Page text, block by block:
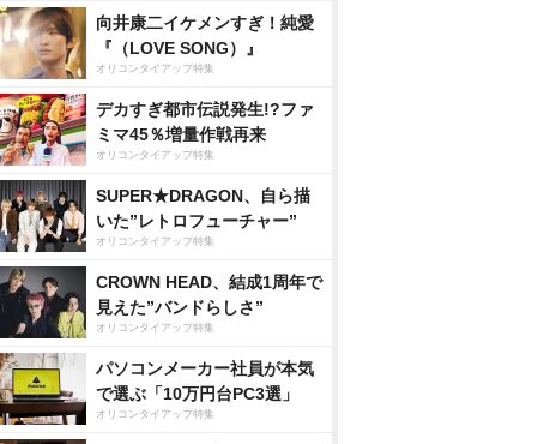
向井康二イケメンすぎ！純愛
『（LOVE SONG）』
オリコンタイアップ特集
デカすぎ都市伝説発生!?ファ
ミマ45％増量作戦再来
オリコンタイアップ特集
SUPER★DRAGON、自ら描
いた”レトロフューチャー”
オリコンタイアップ特集
CROWN HEAD、結成1周年で
見えた”バンドらしさ”
オリコンタイアップ特集
パソコンメーカー社員が本気
で選ぶ「10万円台PC3選」
オリコンタイアップ特集